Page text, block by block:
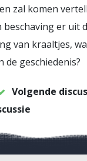
zal komen
beschaving er uit
van kraaltjes,
de geschiedenis?
Volgende